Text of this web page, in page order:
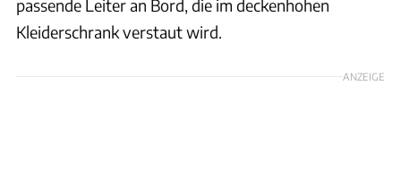
passende Leiter an Bord, die im deckenhohen
Kleiderschrank verstaut wird.
ANZEIGE